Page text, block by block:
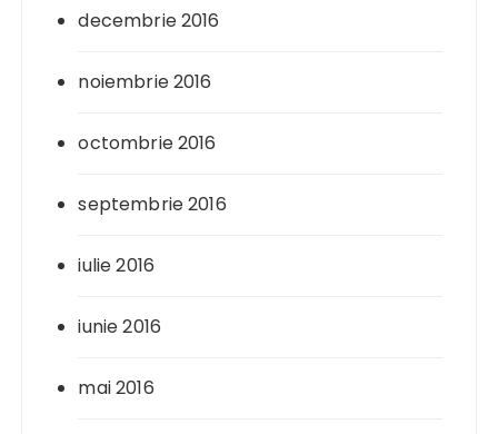
decembrie 2016
noiembrie 2016
octombrie 2016
septembrie 2016
iulie 2016
iunie 2016
mai 2016